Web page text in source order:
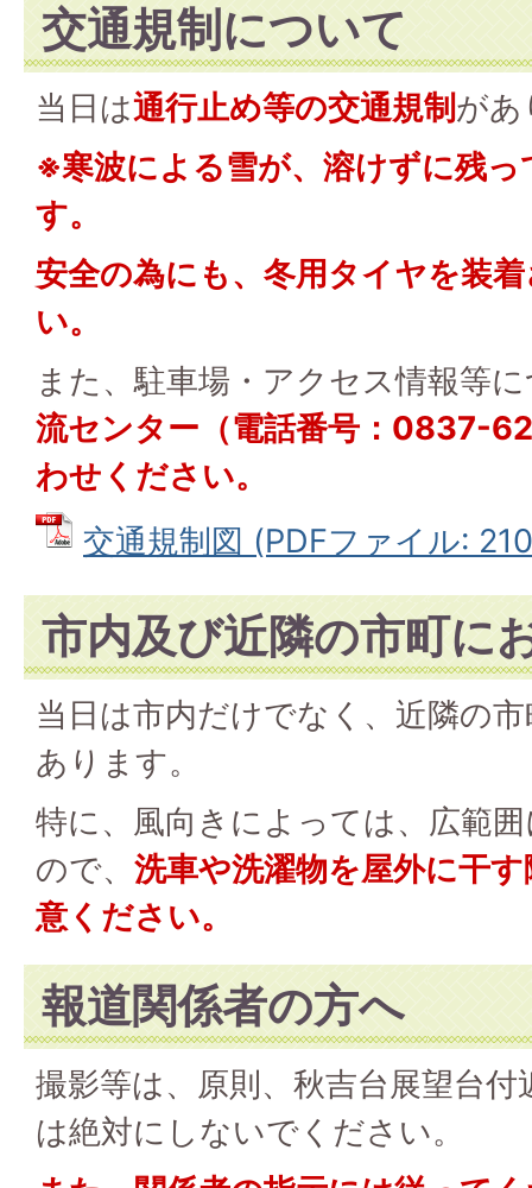
交通規制について
当日は通行止め等の交通規制 があ
※寒波による雪が、溶けずに残
す。
安全の為にも、冬用タイヤを装
い。
また、駐車場・アクセス情報等
流センター（電話番号： 0837-
わせください。
交通規制図 (PDFファイル:
市内及び近隣の市町に
当日は市内だけでなく、近隣の
あります。
特に、風向きによっては、広範
ので、 洗車や洗濯物を屋外に干
意ください。
報道関係者の方へ
撮影等は、原則、秋吉台展望台
は絶対にしないでください。